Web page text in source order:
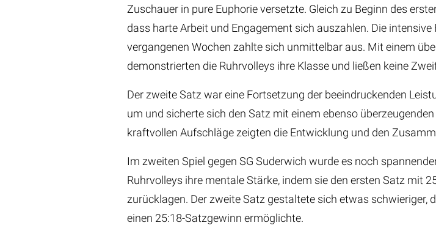
Zuschauer in pure Euphorie versetzte. Gleich zu Beginn des
dass harte Arbeit und Engagement sich auszahlen. Die
vergangenen Wochen zahlte sich unmittelbar aus. Mit einem
demonstrierten die Ruhrvolleys ihre Klasse und ließen keine
Der zweite Satz war eine Fortsetzung der beeindruckenden
um und sicherte sich den Satz mit einem ebenso
kraftvollen Aufschläge zeigten die Entwicklung und den
Im zweiten Spiel gegen SG Suderwich wurde es noch
Ruhrvolleys ihre mentale Stärke, indem sie den ersten Satz mit
zurücklagen. Der zweite Satz gestaltete sich etwas schwieriger,
einen 25:18-Satzgewinn ermöglichte.